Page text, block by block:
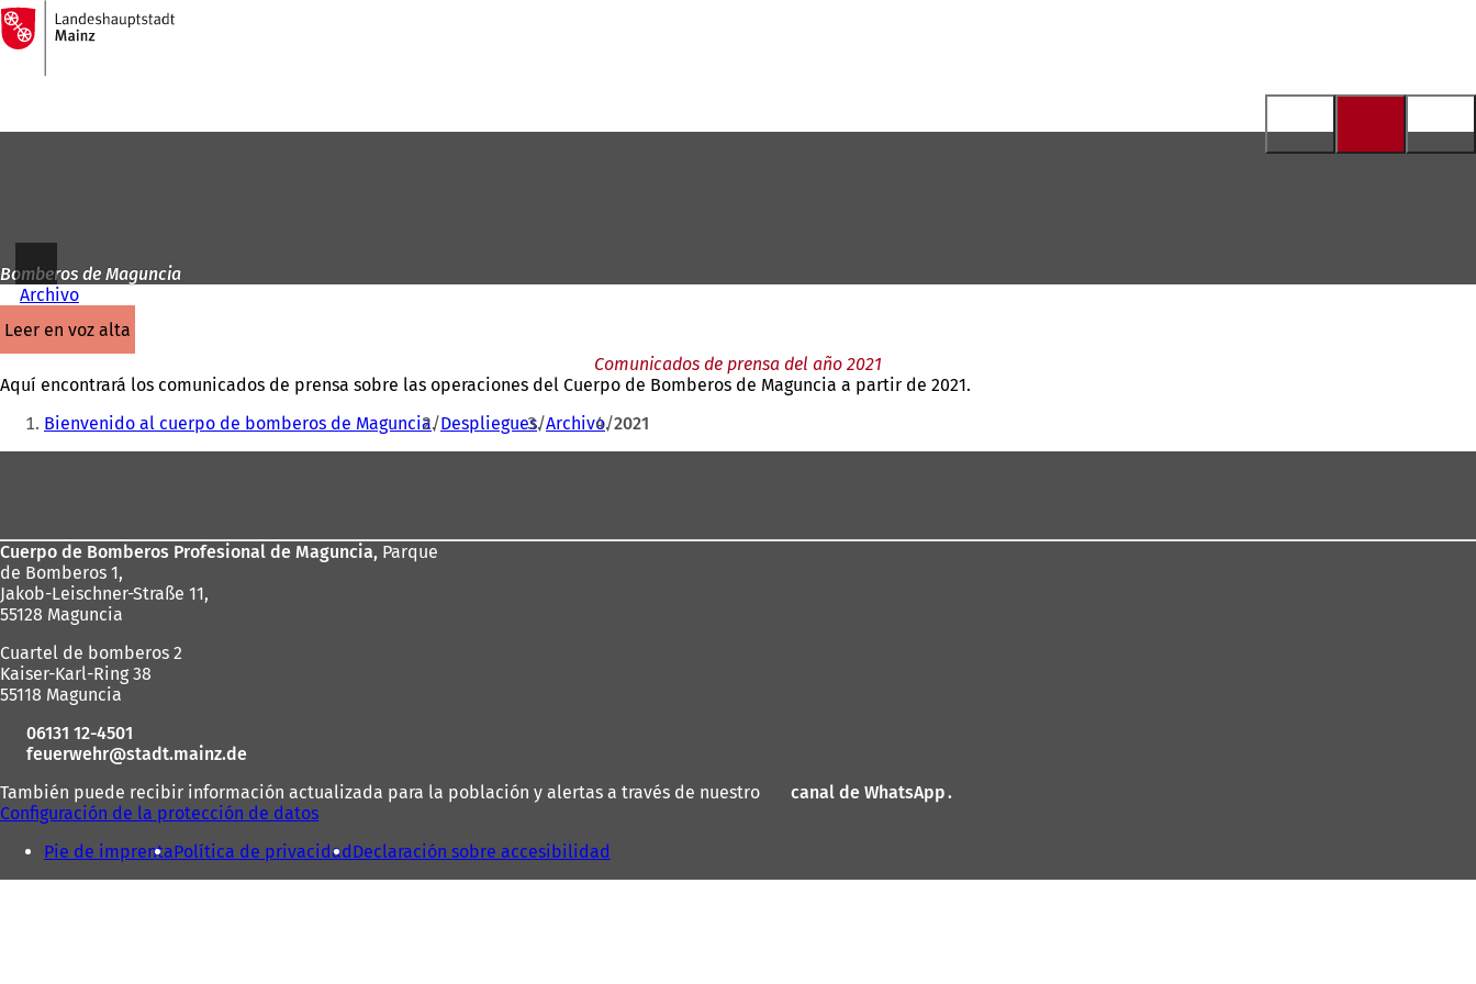
Saltar al contenido
A
la
página
Bomberos de Maguncia
Archivo
leer en voz alta
Comunicados de prensa del año 2021
Aquí encontrará los comunicados de prensa sobre las operaciones del Cuerpo de Bomberos de Maguncia a partir de 2021.
Estás
aquí:
Bienvenido al cuerpo de bomberos de Maguncia Despliegues Archivo 2021
pies
Cuerpo de Bomberos Profesional de Maguncia, Parque
de Bomberos 1,
Jakob-Leischner-Straße 11,
55128 Maguncia
Cuartel de bomberos 2
Kaiser-Karl-Ring 38
55118 Maguncia
06131 12-4501
feuerwehr
stadt.mainz de
También puede recibir información actualizada para la población y alertas a través de nuestro
canal de WhatsApp(
b
.
Configuración de la protección de datos
Pie de imprentaPolítica de privacidadDeclaración sobre accesibilidad